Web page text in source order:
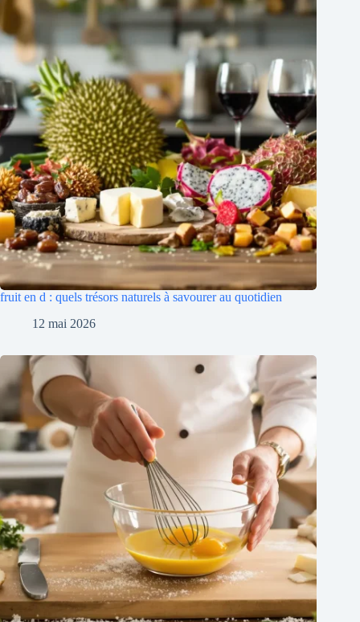
fruit en d : quels trésors naturels à savourer au quotidien
12 mai 2026